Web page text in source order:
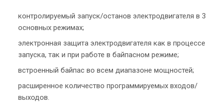
контролируемый запуск/останов электродвигателя в 3
основных режимах;
электронная защита электродвигателя как в процессе
запуска, так и при работе в байпасном режиме;
встроенный байпас во всем диапазоне мощностей;
расширенное количество программируемых входов/
выходов.